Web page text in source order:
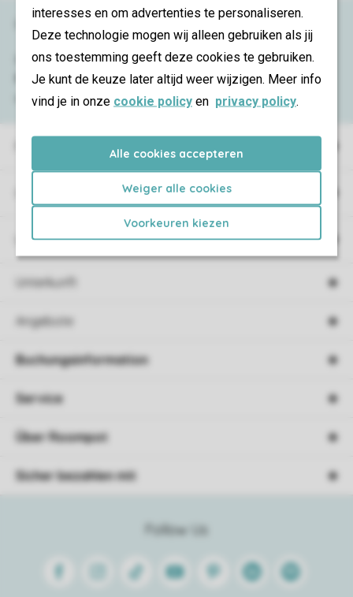
interesses en om advertenties te personaliseren.
Deze technologie mogen wij alleen gebruiken als jij
ons toestemming geeft deze cookies te gebruiken.
Je kunt de keuze later altijd weer wijzigen. Meer info
vind je in onze cookie policy en privacy policy.
Alle cookies accepteren
Weiger alle cookies
Voorkeuren kiezen
Urlaubsart
Unterkunft
Angebote
Schauen Sie sich diehäufig gestellten
Fragenan oder kontaktieren Sie
unserContact Center.
Follow Us
FacebookInstagram
Tiktok Youtube PinterestLinkedinSpotify
Buchungsinformation
Service
Über Roompot
Sicher bezahlen mit